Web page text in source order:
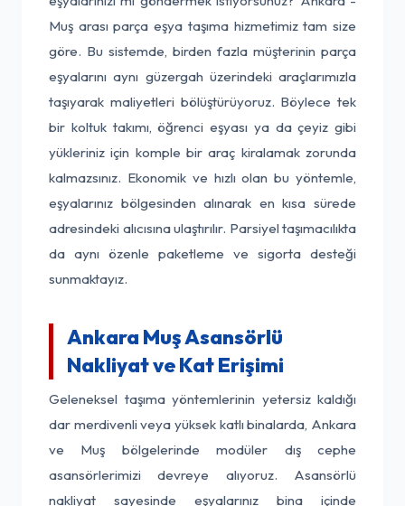
Muş arası parça eşya taşıma hizmetimiz tam size
göre. Bu sistemde, birden fazla müşterinin parça
eşyalarını aynı güzergah üzerindeki araçlarımızla
taşıyarak maliyetleri bölüştürüyoruz. Böylece tek
bir koltuk takımı, öğrenci eşyası ya da çeyiz gibi
yükleriniz için komple bir araç kiralamak zorunda
kalmazsınız. Ekonomik ve hızlı olan bu yöntemle,
eşyalarınız bölgesinden alınarak en kısa sürede
adresindeki alıcısına ulaştırılır. Parsiyel taşımacılıkta
da aynı özenle paketleme ve sigorta desteği
sunmaktayız.
Ankara Muş Asansörlü
Nakliyat ve Kat Erişimi
Geleneksel taşıma yöntemlerinin yetersiz kaldığı
dar merdivenli veya yüksek katlı binalarda, Ankara
ve Muş bölgelerinde modüler dış cephe
asansörlerimizi devreye alıyoruz. Asansörlü
nakliyat sayesinde eşyalarınız bina içinde